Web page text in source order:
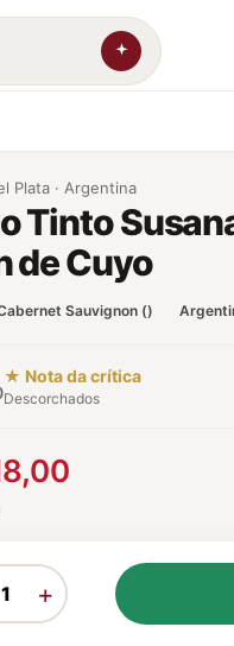
Plata · Argentina
Tinto
de Cuyo
Sauvignon ()
★ Nota da crítica
Descorchados
+